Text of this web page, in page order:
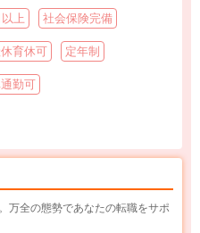
上 社会保険完備
育休可 定年制
勤可
万全の態勢であなたの転職をサポ